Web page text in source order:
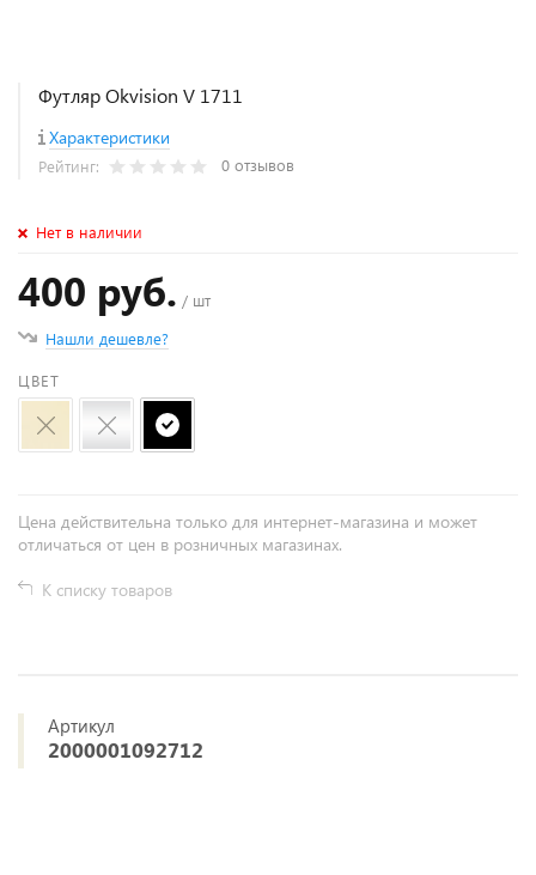
Футляр Okvision V 1711
Характеристики
Рейтинг: 0 отзывов
Нет в наличии
400 руб. / шт
Нашли дешевле?
ЦВЕТ
Цена действительна только для интернет-магазина и может
отличаться от цен в розничных магазинах.
К списку товаров
Артикул
2000001092712